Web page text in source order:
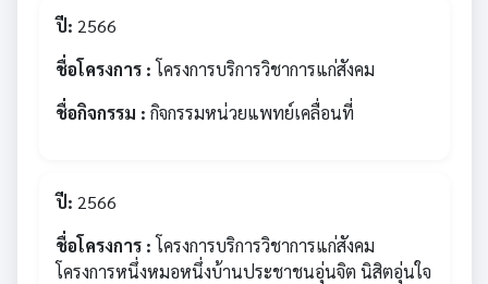
ปี: 2566
ชื่อโครงการ : โครงการบริการวิชาการแก่สังคม
ชื่อกิจกรรม : กิจกรรมหน่วยแพทย์เคลื่อนที่
ปี: 2566
ชื่อโครงการ : โครงการบริการวิชาการแก่สังคม
โครงการหนึ่งหมอหนึ่งบ้านประชาชนอุ่นจิต นิสิตอุ่นใจ